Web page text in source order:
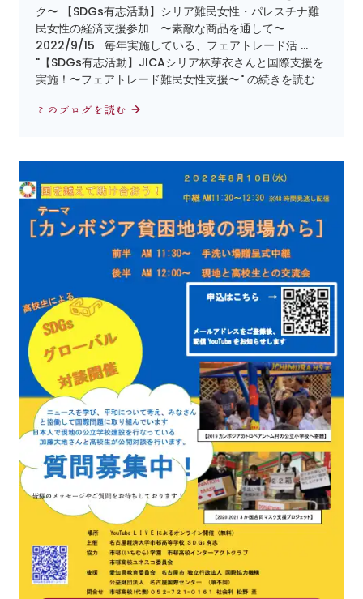
ク〜 【SDGs有志活動】シリア難民女性・パレスチナ難
民女性の経済支援参加 〜素敵な商品を通して〜
2022/9/15 毎年実施している、フェアトレード活 …
"【SDGs有志活動】JICAシリア林芽衣さんと国際支援を
実施！〜フェアトレード難民女性支援〜" の続きを読む
このブログを読む